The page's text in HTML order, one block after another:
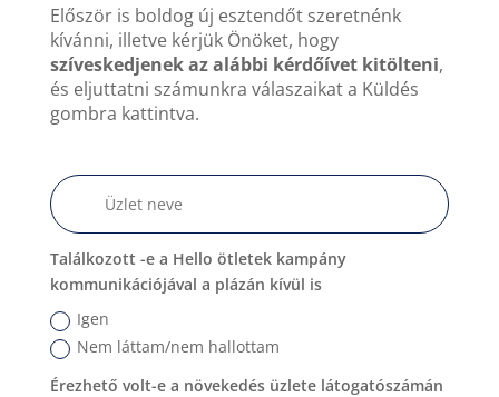
Először is boldog új esztendőt szeretnénk
kívánni, illetve kérjük Önöket, hogy
szíveskedjenek az alábbi kérdőívet kitölteni,
és eljuttatni számunkra válaszaikat a Küldés
gombra kattintva.
Találkozott -e a Hello ötletek kampány
kommunikációjával a plázán kívül is
Igen
Nem láttam/nem hallottam
Érezhető volt-e a növekedés üzlete látogatószámán